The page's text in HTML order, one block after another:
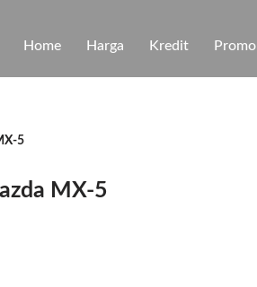
Home Harga Kredit Promo
5
MX-5